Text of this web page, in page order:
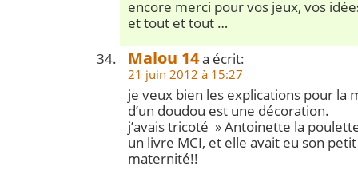
encore merci pour vos jeux, vos
et tout et tout …
Malou 14a écrit:
21 juin 2012 à 15:27
je veux bien les explications pour la
d’un doudou est une décoration.
j’avais tricoté » Antoinette la
un livre MCI, et elle avait eu son petit
maternité!!